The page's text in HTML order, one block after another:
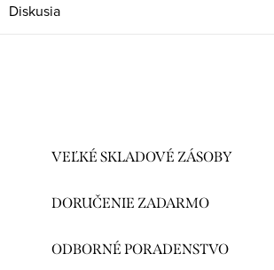
Diskusia
VEĽKÉ SKLADOVÉ ZÁSOBY
DORUČENIE ZADARMO
ODBORNÉ PORADENSTVO